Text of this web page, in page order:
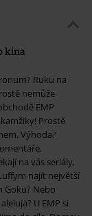
kina
Ruku na
nemůže
EMP
Prostě
Výhoda?
na vás seriály,
najít největší
Goku? Nebo
U EMP si